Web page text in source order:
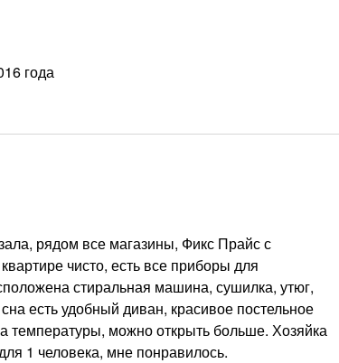
года
рядом все магазины, Фикс Прайс с
чисто, есть все приборы для
стиральная машина, сушилка, утюг,
есть удобный диван, красивое постельное
температуры, можно открыть больше. Хозяйка
1 человека, мне понравилось.